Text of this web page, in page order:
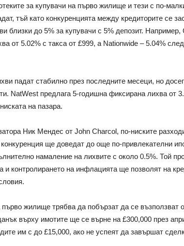
за купувачи на първо жилище и тези с по-
тъй като конкуренцията между кредиторите се
близки до 5% за купувачи с 5% депозит.
от 5.02% с такса от £999, а Nationwide – 5.04%
падат стабилно през последните месеци, но
NatWest предлага 5-годишна фиксирана лихва от
на пазара.
Ник Мендес от John Charcol, по-ниските
ще доведат до още по-привлекателни
намаление на лихвите с около 0.5%. Той
и контролирането на инфлацията ще позволят на
първо жилище трябва да побързат да се възползват
върху имотите ще се върне на £300,000 през
им с до £15,000, ако не успеят да завършат